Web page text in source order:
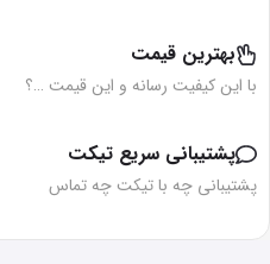
بهترین قیمت
با این کیفیت رسانه و این قیمت …؟
پشتیبانی سریع تیکت
پشتیبانی چه با تیکت چه تماس